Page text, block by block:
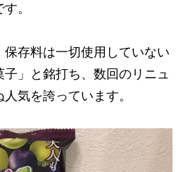
。
存料は一切使用していない
子」と銘打ち、数回のリニュ
気を誇っています。